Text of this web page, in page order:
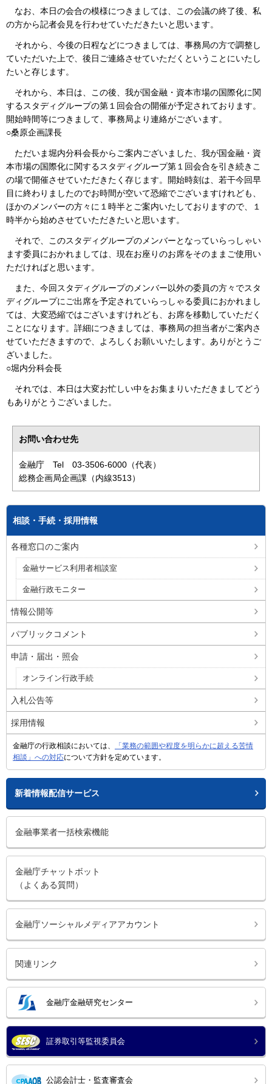
なお、本日の会合の模様につきましては、この会議の終了後、私
の方から記者会見を行わせていただきたいと思います。
それから、今後の日程などにつきましては、事務局の方で調整し
ていただいた上で、後日ご連絡させていただくということにいたし
たいと存じます。
それから、本日は、この後、我が国金融・資本市場の国際化に関
するスタディグループの第１回会合の開催が予定されております。
開始時間等につきまして、事務局より連絡がございます。
○桑原企画課長
ただいま堀内分科会長からご案内ございました、我が国金融・資
本市場の国際化に関するスタディグループ第１回会合を引き続きこ
の場で開催させていただきたく存じます。開始時刻は、若干今回早
目に終わりましたのでお時間が空いて恐縮でございますけれども、
ほかのメンバーの方々に１時半とご案内いたしておりますので、１
時半から始めさせていただきたいと思います。
それで、このスタディグループのメンバーとなっていらっしゃい
ます委員におかれましては、現在お座りのお席をそのままご使用い
ただければと思います。
また、今回スタディグループのメンバー以外の委員の方々でスタ
ディグループにご出席を予定されていらっしゃる委員におかれまし
ては、大変恐縮ではございますけれども、お席を移動していただく
ことになります。詳細につきましては、事務局の担当者がご案内さ
せていただきますので、よろしくお願いいたします。ありがとうご
ざいました。
○堀内分科会長
それでは、本日は大変お忙しい中をお集まりいただきましてどう
もありがとうございました。
お問い合わせ先
金融庁 Tel 03-3506-6000（代表）
総務企画局企画課（内線3513）
相談・手続・採用情報
各種窓口のご案内
金融サービス利用者相談室
金融行政モニター
情報公開等
パブリックコメント
申請・届出・照会
オンライン行政手続
入札公告等
採用情報
金融庁の行政相談においては、
「業務の範囲や程度を明らかに超える苦情
相談」への対応について方針を定めています。
新着情報配信サービス
金融事業者一括検索機能
金融庁チャットボット
（よくある質問）
金融庁ソーシャルメディアアカウント
関連リンク
金融庁金融研究センター
証券取引等監視委員会
公認会計士・監査審査会